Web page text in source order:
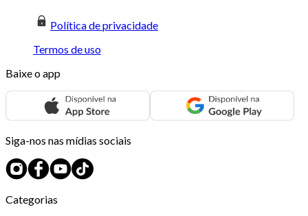
Política de privacidade
Termos de uso
Baixe o app
Siga-nos nas mídias sociais
Categorias